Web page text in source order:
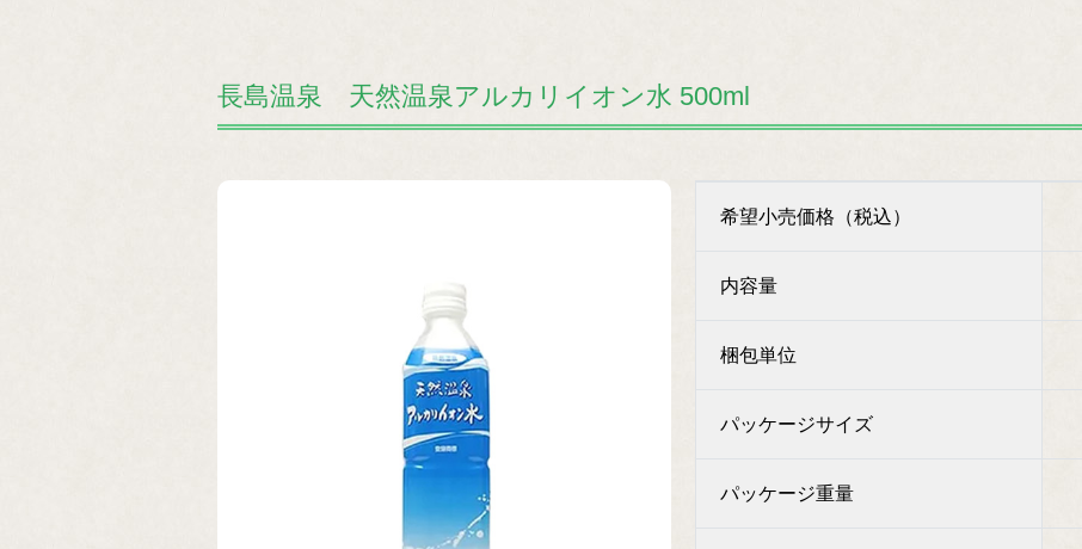
長島温泉 天然温泉アルカリイオン水 500ml
希望小売価格（税込）
内容量
梱包単位
パッケージサイズ
パッケージ重量